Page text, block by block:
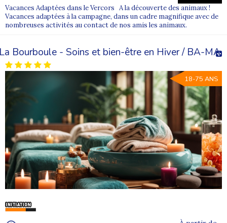
Vacances Adaptées dans le Vercors A la découverte des animaux !
Vacances adaptées à la campagne, dans un cadre magnifique avec de
nombreuses activités au contact de nos amis les animaux.
Bourboule - Soins et bien-être en Hiver / BA-MA
18-75 ANS